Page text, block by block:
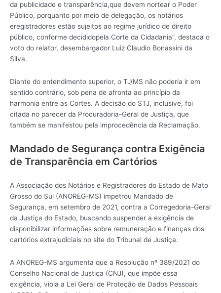
da publicidade e transparência,que devem nortear o Poder
Público, porquanto por meio de delegação, os notários
eregistradores estão sujeitos ao regime jurídico de direito
público, conforme decididopela Corte da Cidadania”, destaca o
voto do relator, desembargador Luiz Claudio Bonassini da
Silva.
Diante do entendimento superior, o TJ/MS não poderia ir em
sentido contrário, sob pena de afronta ao princípio da
harmonia entre as Cortes. A decisão do STJ, inclusive, foi
citada no parecer da Procuradoria-Geral de Justiça, que
também se manifestou pela improcedência da Reclamação.
Mandado de Segurança contra Exigência
de Transparência em Cartórios
A Associação dos Notários e Registradores do Estado de Mato
Grosso do Sul (ANOREG-MS) impetrou Mandado de
Segurança, em setembro de 2021, contra a Corregedoria-Geral
da Justiça do Estado, buscando suspender a exigência de
disponibilizar informações sobre remuneração e finanças dos
cartórios extrajudiciais no site do Tribunal de Justiça.
A ANOREG-MS argumenta que a Resolução nº 389/2021 do
Conselho Nacional de Justiça (CNJ), que impõe essa
exigência, viola a Lei Geral de Proteção de Dados Pessoais